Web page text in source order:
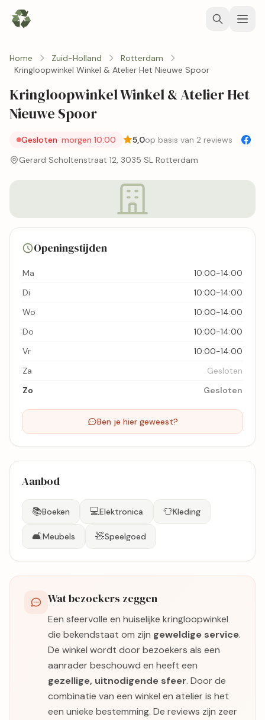
Home Zuid-Holland
Rotterdam
Kringloopwinkel Winkel & Atelier Het Nieuwe Spoor
Kringloopwinkel Winkel & Atelier Het
Nieuwe Spoor
Gesloten· morgen 10:00 5,0op basis van 2 reviews
Gerard Scholtenstraat 12, 3035 SL Rotterdam
Openingstijden
Ma
10:00-14:00
Di
10:00-14:00
Wo
10:00-14:00
Do
10:00-14:00
Vr
10:00-14:00
Za
Gesloten
Zo
Gesloten
Ben je hier geweest?
Aanbod
📚Boeken 💻Elektronica 👕Kleding
🛋️Meubels 🧸Speelgoed
Wat bezoekers zeggen
Een sfeervolle en huiselijke kringloopwinkel
die bekendstaat om zijn geweldige service.
De winkel wordt door bezoekers als een
aanrader beschouwd en heeft een
gezellige, uitnodigende sfeer. Door de
combinatie van een winkel en atelier is het
een unieke bestemming. De reviews zijn zeer